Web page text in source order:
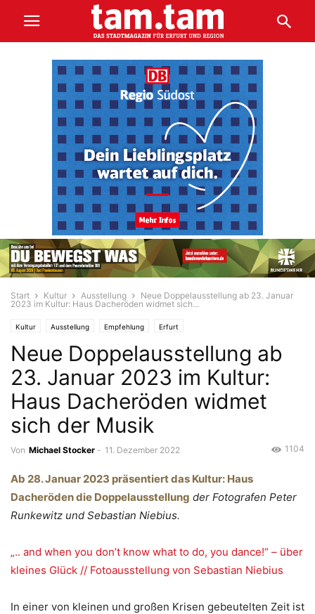
Start Kultur Ausstellung
Neue Doppelausstellung ab 23. Januar
2023 im Kultur: Haus Dacheröden widmet sich...
Kultur Ausstellung Empfehlung Erfurt
Neue Doppelausstellung ab
23. Januar 2023 im Kultur:
Haus Dacheröden widmet
sich der Musik
Von Michael Stocker - 11. Dezember 2022 1104
Ab 28. Januar 2023 präsentiert das Kultur: Haus
Dacheröden die Doppelausstellung der Fotografen Peter
Runkewitz und Sebastian Niebius.
„.. and when you don’t know what to do, you dance!“ – über
kleines Glück // Fotoausstellung von Sebastian Niebius
In einer von kleinen und großen Krisen gebeutelten Zeit ist